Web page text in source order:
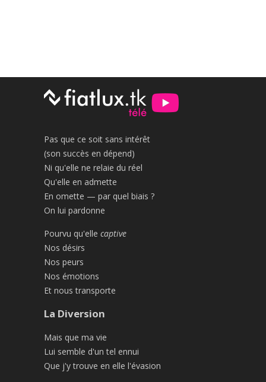
Pas que ce soit sans intérêt
(son succès en dépend)
Ni qu'elle ne relaie du réel
Qu'elle en admette
En omette — par quel biais ?
On lui pardonne
Pourvu qu'elle captive
Nos désirs
Nos peurs
Nos émotions
Et nous transporte
La Diversion
Mais que ma vie
Lui semble d'un tel ennui
Que j'y trouve en elle l'évasion